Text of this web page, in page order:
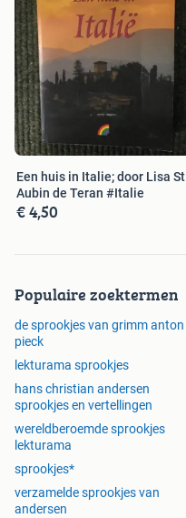
Een huis in Italie; door Lisa St
Aubin de Teran #Italie
€ 4,50
Populaire zoektermen
de sprookjes van grimm anton
pieck
lekturama sprookjes
hans christian andersen
sprookjes en vertellingen
wereldberoemde sprookjes
lekturama
sprookjes*
verzamelde sprookjes van
andersen